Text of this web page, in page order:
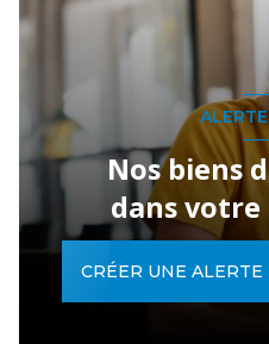
Nos biens
dans
CRÉER UNE